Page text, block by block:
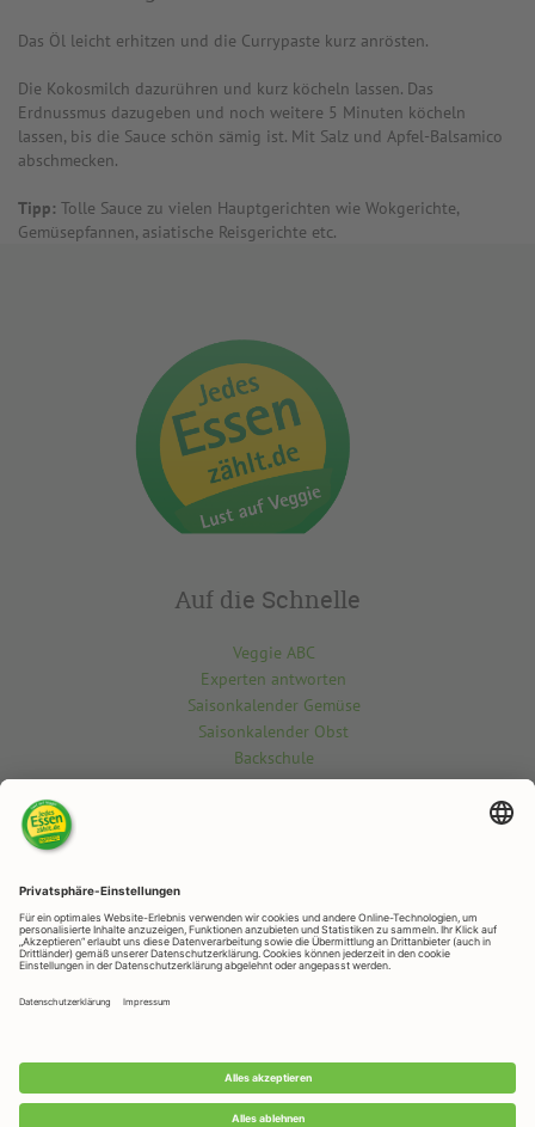
Das Öl leicht erhitzen und die Currypaste kurz anrösten.
Die Kokosmilch dazurühren und kurz köcheln lassen. Das
Erdnussmus dazugeben und noch weitere 5 Minuten köcheln
lassen, bis die Sauce schön sämig ist. Mit Salz und Apfel-Balsamico
abschmecken.
Tipp: Tolle Sauce zu vielen Hauptgerichten wie Wokgerichte,
Gemüsepfannen, asiatische Reisgerichte etc.
Auf die Schnelle
Veggie ABC
Experten antworten
Saisonkalender Gemüse
Saisonkalender Obst
Backschule
beantworten wir deine Fragen.
Kontaktiere uns hier
Rapunzelstr. 1, 87764 Legau
veggie@rapunzel.de